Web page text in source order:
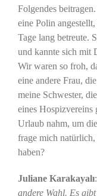
Folgendes
eine Polin
Tage lang betreute.
und kannte sich mit
Wir waren so froh,
eine andere Frau,
meine Schwester,
eines Hospizvereins
Urlaub nahm, um
frage mich
haben?
Juliane Karakayalı:
andere Wahl. Es